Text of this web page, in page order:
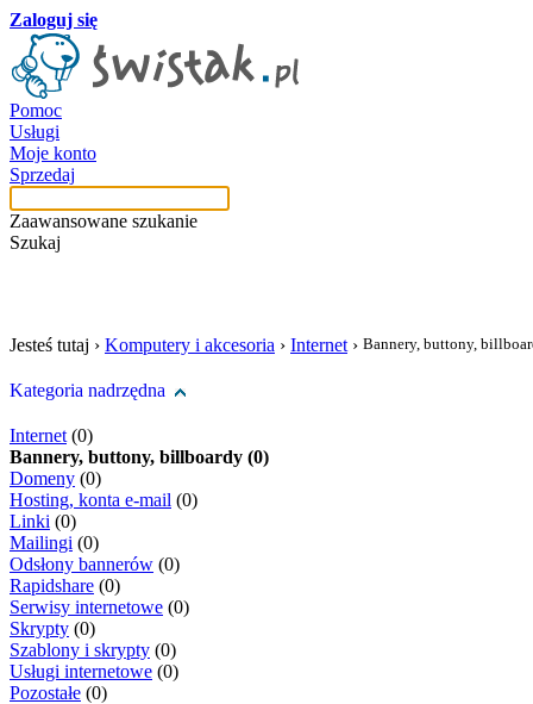
Zaloguj się
Pomoc
Usługi
Moje konto
Sprzedaj
Zaawansowane szukanie
Szukaj
Jesteś tutaj › Komputery i akcesoria › Internet › Bannery, buttony,
Kategoria nadrzędna
Internet (0)
Bannery, buttony, billboardy (0)
Domeny (0)
Hosting, konta e-mail (0)
Linki (0)
Mailingi (0)
Odsłony bannerów (0)
Rapidshare (0)
Serwisy internetowe (0)
Skrypty (0)
Szablony i skrypty (0)
Usługi internetowe (0)
Pozostałe (0)